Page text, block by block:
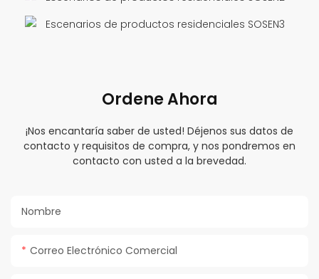
Ordene Ahora
¡Nos encantaría saber de usted! Déjenos sus datos de
contacto y requisitos de compra, y nos pondremos en
contacto con usted a la brevedad.
Nombre
Correo Electrónico Comercial